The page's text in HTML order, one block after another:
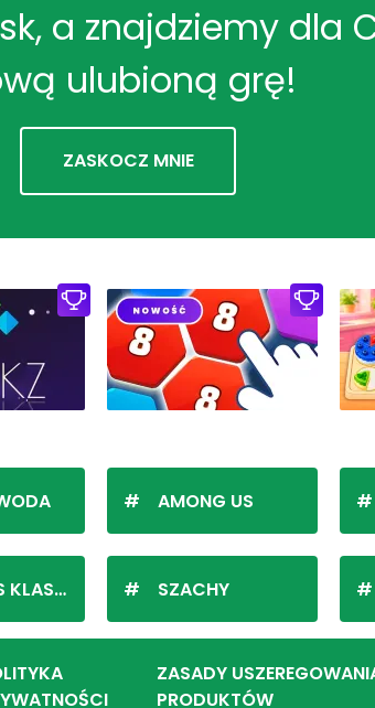
a znajdziemy dla
ulubioną grę!
ZASKOCZ MNIE
AMONG US
SZACHY
ZASADY
PRODUKTÓW